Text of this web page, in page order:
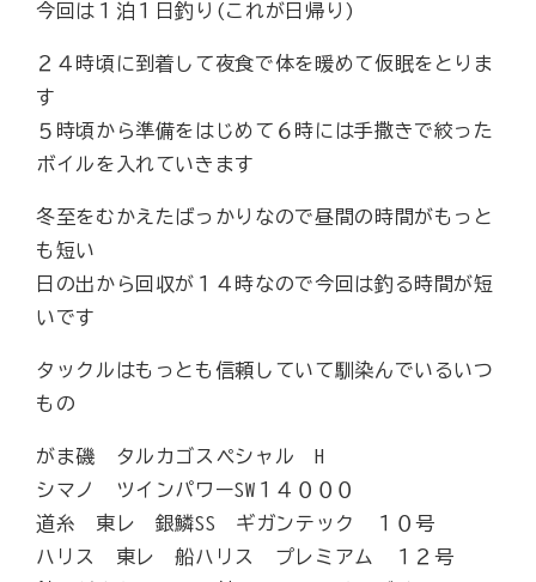
今回は１泊１日釣り(これが日帰り)
２４時頃に到着して夜食で体を暖めて仮眠をとりま
す
５時頃から準備をはじめて６時には手撒きで絞った
ボイルを入れていきます
冬至をむかえたばっかりなので昼間の時間がもっと
も短い
日の出から回収が１４時なので今回は釣る時間が短
いです
タックルはもっとも信頼していて馴染んでいるいつ
もの
がま磯 タルカゴスペシャル H
シマノ ツインパワーSW１４０００
道糸 東レ 銀鱗SS ギガンテック １０号
ハリス 東レ 船ハリス プレミアム １２号